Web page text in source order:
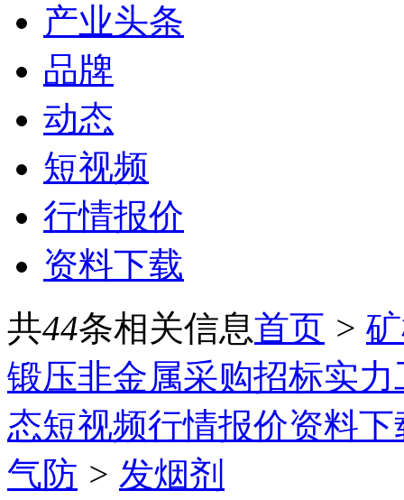
产业头条
品牌
动态
短视频
行情报价
资料下载
共44条相关信息首页 >
锻压非金属采购招标实力
态短视频行情报价资料下
气防 > 发烟剂